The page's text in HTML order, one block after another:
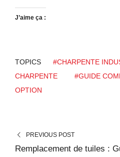
J’aime ça :
TOPICS #CHARPENTE
CHARPENTE
#GUIDE
OPTION
PREVIOUS POST
Remplacement de tuiles :